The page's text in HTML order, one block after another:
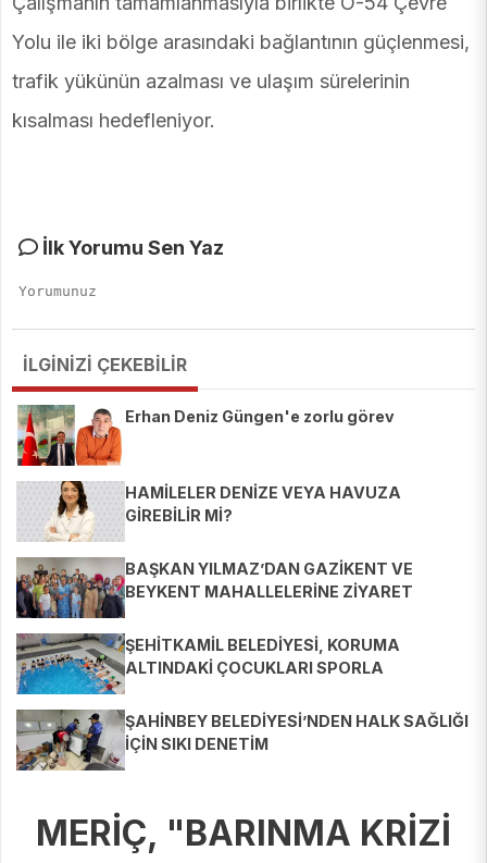
Yolu ile iki bölge arasındaki bağlantının güçlenmesi,
trafik yükünün azalması ve ulaşım sürelerinin
kısalması hedefleniyor.
İlk Yorumu Sen Yaz
İLGİNİZİ ÇEKEBİLİR
Erhan Deniz Güngen'e zorlu görev
HAMİLELER DENİZE VEYA HAVUZA
GİREBİLİR Mİ?
BAŞKAN YILMAZ’DAN GAZİKENT VE
BEYKENT MAHALLELERİNE ZİYARET
ŞEHİTKAMİL BELEDİYESİ, KORUMA
ALTINDAKİ ÇOCUKLARI SPORLA
ŞAHİNBEY BELEDİYESİ’NDEN HALK SAĞLIĞI
İÇİN SIKI DENETİM
MERİÇ, "BARINMA KRİZİ